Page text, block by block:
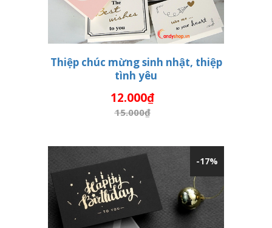
THÊM VÀO GIỎ HÀNG
Thiệp chúc mừng sinh nhật, thiệp
tình yêu
12.000₫
15.000₫
-17%